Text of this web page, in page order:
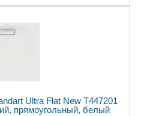
Ultra Flat New T447201
прямоугольный, белый